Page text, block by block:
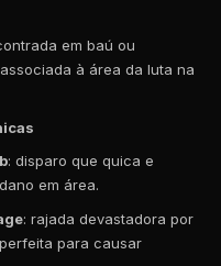
em baú ou
à área da luta na
: disparo que quica e
em área.
: rajada devastadora por
para causar